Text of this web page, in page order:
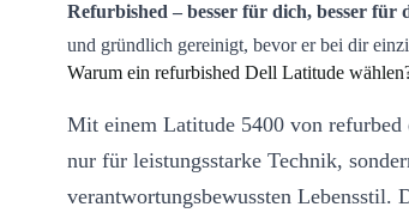
Refurbished – besser für dich, besser für
und gründlich gereinigt, bevor er bei dir
Warum ein refurbished Dell Latitude
Mit einem Latitude 5400 von refurbed
nur für leistungsstarke Technik,
verantwortungsbewussten Lebensstil.